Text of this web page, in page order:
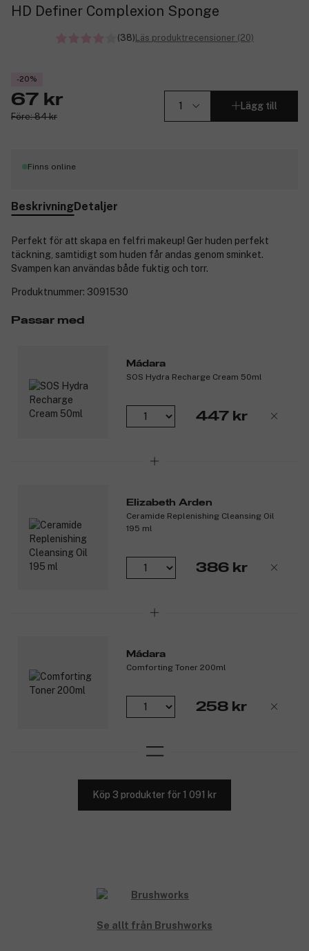
HD Definer Complexion Sponge
(38) Läs produktrecensioner (20)
-20%
67 kr
Före: 84 kr
Lägg till
Finns online
BeskrivningDetaljer
Perfekt för att skapa en felfri makeup! Ger huden perfekt
täckning, samtidigt som huden får andas genom sminket.
Svampen kan användas både fuktig och torr.
Produktnummer: 3091530
Passar med
Mádara
SOS Hydra Recharge Cream 50ml
447 kr
Elizabeth Arden
Ceramide Replenishing Cleansing Oil
195 ml
386 kr
Mádara
Comforting Toner 200ml
258 kr
Köp 3 produkter för 1 091 kr
Se allt från Brushworks